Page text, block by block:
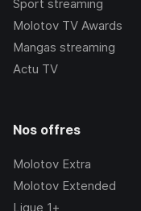
Sport streaming
Molotov TV Awards
Mangas streaming
Actu TV
Nos offres
Molotov Extra
Molotov Extended
Ligue 1+